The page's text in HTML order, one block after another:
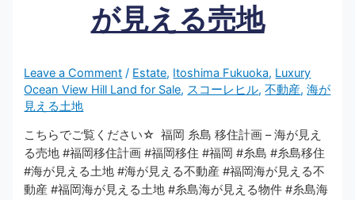
が見える売地
Leave a Comment / Estate, Itoshima Fukuoka, Luxury
Ocean View Hill Land for Sale, スコーレヒル,不動産,海が
見える土地
こちらでご覧ください☆ ​​ 福岡 糸島 移住計画 – 海が見え
る売地 #福岡移住計画 #福岡移住 #福岡 #糸島 #糸島移住
#海が見える土地 #海が見える不動産 #福岡海が見える不
動産 #福岡海が見える土地 #糸島海が見える物件 #糸島海